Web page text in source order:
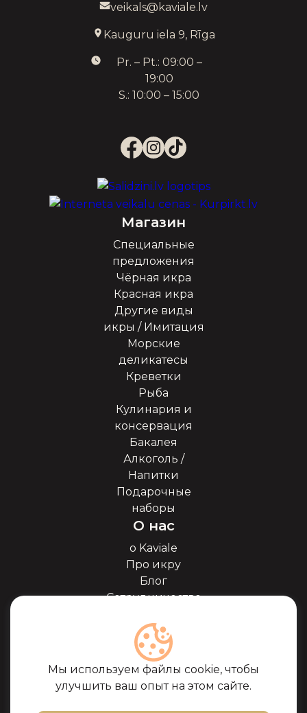
Мы используем файлы cookie, чтобы
улучшить ваш опыт на этом сайте.
veikals@kaviale.lv
Kauguru iela 9, Rīga
Pr. – Pt.: 09:00 –
19:00
S.: 10:00 – 15:00
Магазин
Специальные
предложения
Чёрная икра
Красная икра
Другие виды
икры / Имитация
Морские
деликатесы
Креветки
Рыба
Кулинария и
консервация
Бакалея
Алкоголь /
Напитки
Подарочные
наборы
О нас
о Kaviale
Про икру
Блог
Сотрудничество
Сертификаты
Часто задоваемые
вопросы
Поддержка